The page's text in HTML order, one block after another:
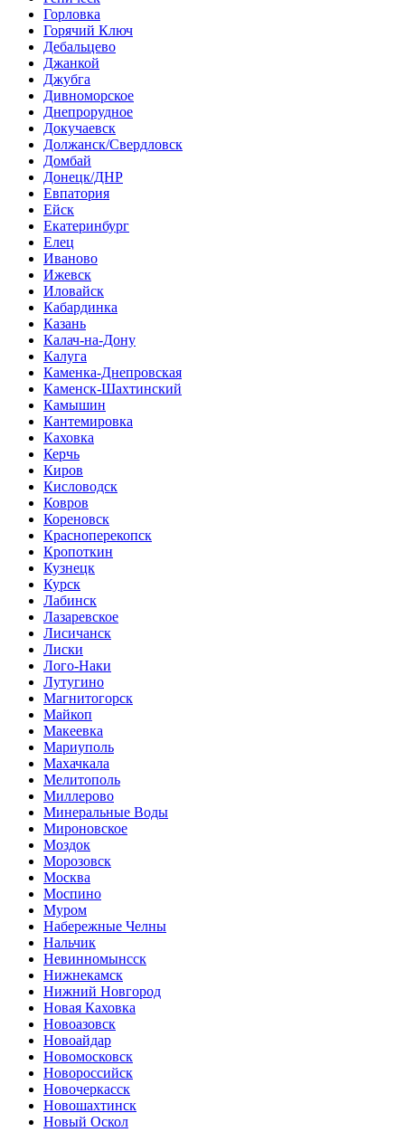
Горловка
Горячий Ключ
Дебальцево
Джанкой
Джубга
Дивноморское
Днепрорудное
Докучаевск
Должанск/Свердловск
Домбай
Донецк/ДНР
Евпатория
Ейск
Екатеринбург
Елец
Иваново
Ижевск
Иловайск
Кабардинка
Казань
Калач-на-Дону
Калуга
Каменка-Днепровская
Каменск-Шахтинский
Камышин
Кантемировка
Каховка
Керчь
Киров
Кисловодск
Ковров
Кореновск
Красноперекопск
Кропоткин
Кузнецк
Курск
Лабинск
Лазаревское
Лисичанск
Лиски
Лого-Наки
Лутугино
Магнитогорск
Майкоп
Макеевка
Мариуполь
Махачкала
Мелитополь
Миллерово
Минеральные Воды
Мироновское
Моздок
Морозовск
Москва
Моспино
Муром
Набережные Челны
Нальчик
Невинномынсск
Нижнекамск
Нижний Новгород
Новая Каховка
Новоазовск
Новоайдар
Новомосковск
Новороссийск
Новочеркасск
Новошахтинск
Новый Оскол